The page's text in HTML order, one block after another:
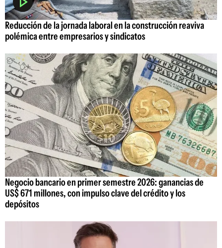
Reducción de la jornada laboral en la construcción reaviva
polémica entre empresarios y sindicatos
Negocio bancario en primer semestre 2026: ganancias de
US$ 671 millones, con impulso clave del crédito y los
depósitos